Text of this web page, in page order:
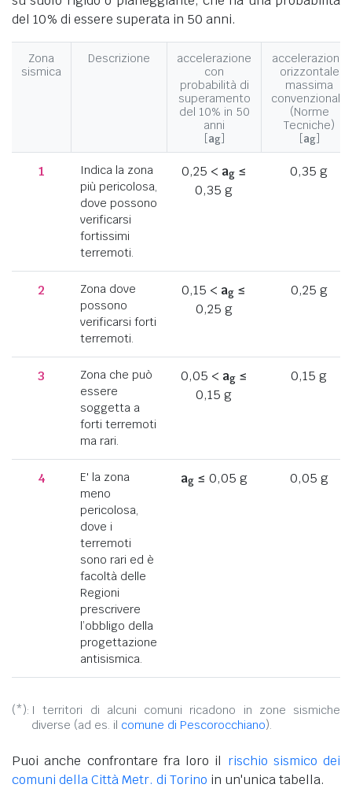
del 10% di essere superata in 50 anni.
Zona
sismica
Descrizione
accelerazione
con
probabilità di
superamento
del 10% in 50
anni
[ag]
accelerazione
orizzontale
massima
convenzionale
(Norme
Tecniche)
[ag]
1
Indica la zona
più pericolosa,
dove possono
verificarsi
fortissimi
terremoti.
0,25 < ag≤
0,35 g
0,35 g
2
Zona dove
possono
verificarsi forti
terremoti.
0,15 < ag ≤
0,25 g
0,25 g
3
Zona che può
essere
soggetta a
forti terremoti
ma rari.
0,05 < ag≤
0,15 g
0,15 g
4
E' la zona
meno
pericolosa,
dove i
terremoti
sono rari ed è
facoltà delle
Regioni
prescrivere
l’obbligo della
progettazione
antisismica.
ag≤ 0,05 g 0,05 g
(*): I territori di alcuni comuni ricadono in zone sismiche
diverse (ad es. il comune di Pescorocchiano).
Puoi anche confrontare fra loro il rischio sismico dei
comuni della Città Metr. di Torino in un'unica tabella.